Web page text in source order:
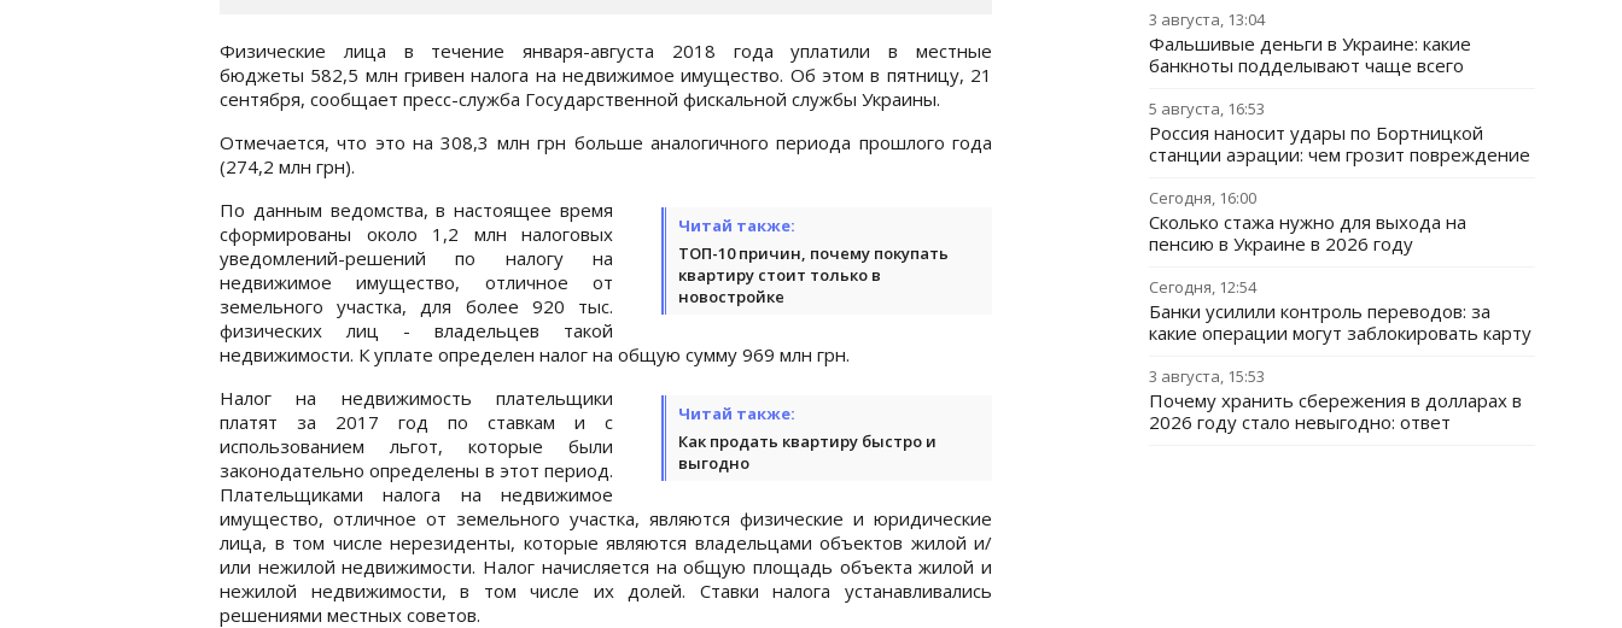
Физические лица в течение января-августа 2018 года уплатили в местные
бюджеты 582,5 млн гривен налога на недвижимое имущество. Об этом в пятницу, 21
сентября, сообщает пресс-служба Государственной фискальной службы Украины.
Отмечается, что это на 308,3 млн грн больше аналогичного периода прошлого года
(274,2 млн грн).
Читай также:
ТОП-10 причин, почему покупать
квартиру стоит только в
новостройке
По данным ведомства, в настоящее время
сформированы около 1,2 млн налоговых
уведомлений-решений по налогу на
недвижимое имущество, отличное от
земельного участка, для более 920 тыс.
физических лиц - владельцев такой
недвижимости. К уплате определен налог на общую сумму 969 млн грн.
Читай также:
Как продать квартиру быстро и
выгодно
Налог на недвижимость плательщики
платят за 2017 год по ставкам и с
использованием льгот, которые были
законодательно определены в этот период.
Плательщиками налога на недвижимое
имущество, отличное от земельного участка, являются физические и юридические
лица, в том числе нерезиденты, которые являются владельцами объектов жилой и/
или нежилой недвижимости. Налог начисляется на общую площадь объекта жилой и
нежилой недвижимости, в том числе их долей. Ставки налога устанавливались
решениями местных советов.
3 августа, 13:04
Фальшивые деньги в Украине: какие
банкноты подделывают чаще всего
5 августа, 16:53
Россия наносит удары по Бортницкой
станции аэрации: чем грозит повреждение
Сегодня, 16:00
Сколько стажа нужно для выхода на
пенсию в Украине в 2026 году
Сегодня, 12:54
Банки усилили контроль переводов: за
какие операции могут заблокировать карту
3 августа, 15:53
Почему хранить сбережения в долларах в
2026 году стало невыгодно: ответ